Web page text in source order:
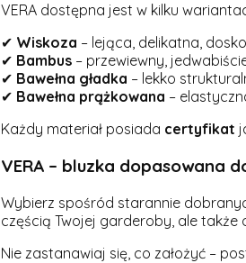
VERA dostępna jest w kilku
✔ Wiskoza – lejąca, delikatna,
✔ Bambus– przewiewny,
✔ Bawełna gładka – lekko
✔ Bawełna prążkowana –
Każdy materiał posiada certyfikat
VERA – bluzka dopasowana
Wybierz spośród starannie
częścią Twojej garderoby, ale także
Nie zastanawiaj się, co założyć –